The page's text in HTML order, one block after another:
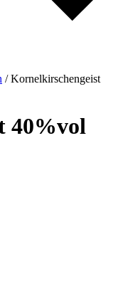
/ Kornelkirschengeist
40%vol